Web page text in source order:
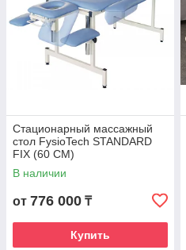
Стационарный массажный
стол FysioTech STANDARD
FIX (60 CM)
В наличии
от 776 000 ₸
Купить